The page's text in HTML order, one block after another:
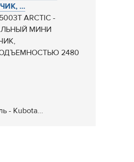
...
ARCTIC -
МИНИ
2480
- Kubota...